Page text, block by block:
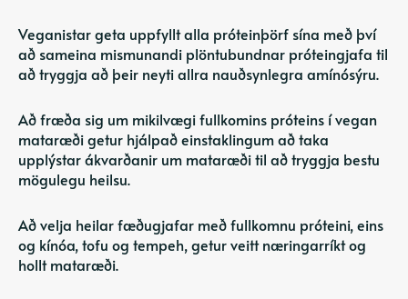
Veganistar geta uppfyllt alla próteinþörf sína með því
að sameina mismunandi plöntubundnar próteingjafa til
að tryggja að þeir neyti allra nauðsynlegra amínósýru.
Að fræða sig um mikilvægi fullkomins próteins í vegan
mataræði getur hjálpað einstaklingum að taka
upplýstar ákvarðanir um mataræði til að tryggja bestu
mögulegu heilsu.
Að velja heilar fæðugjafar með fullkomnu próteini, eins
og kínóa, tofu og tempeh, getur veitt næringarríkt og
hollt mataræði.